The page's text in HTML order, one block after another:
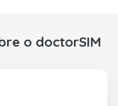
o doctorSIM